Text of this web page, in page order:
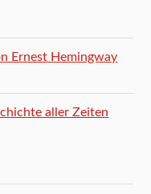
Ernest Hemingway
aller Zeiten